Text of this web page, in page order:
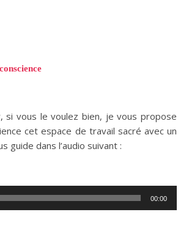
si vous le voulez bien, je vous propose
cet espace de travail sacré avec un
guide dans l’audio suivant :
00:00